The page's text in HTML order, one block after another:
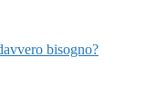
bisogno?